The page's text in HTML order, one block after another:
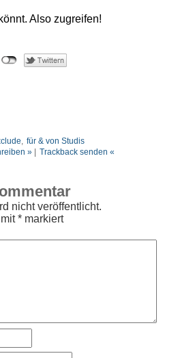
Also zugreifen!
, für & von Studis
» Trackback senden «
nicht veröffentlicht.
*markiert